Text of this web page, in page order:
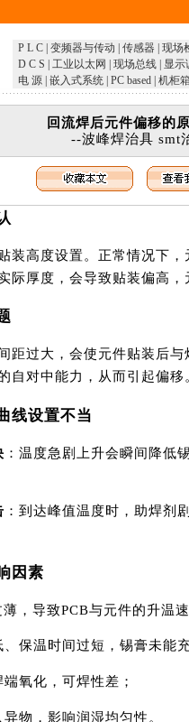
P L C 变频器与传动 传感器 现场
D C S
工业以太网 现场总线
显示
电 源 嵌入式系统 PC based 机柜
回流焊后元件偏移的
--波峰焊治具 smt
装高度设置。正常情况下
际厚度，会导致贴装偏高
距过大，会使元件贴装后
自对中能力，从而引起偏移
线设置不当
：温度急剧上升会瞬间降低
：到达峰值温度时，助焊剂
因素
薄，导致PCB与元件的升温
、保温时间过短，锡膏未能
氧化，可焊性差；
物，影响润湿均匀性。